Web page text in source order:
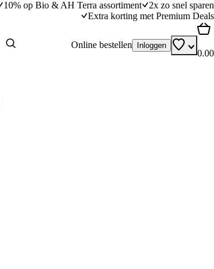
10% op Bio & AH Terra assortiment
2x zo snel sparen
Extra korting met Premium Deals
Online bestellen Inloggen
0.00